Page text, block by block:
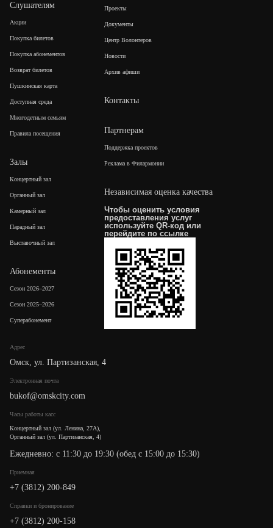
Адрес
Омск, ул. Партизанская, 4
Электронная почта
bukof@omskcity.com
Часы работы касс
Концертный зал (ул. Ленина, 27А),
Органный зал (ул. Партизанская, 4)
Ежедневно: с 11:30 до 19:30 (обед с 15:00 до 15:30)
Приемная
+7 (3812) 200-849
Cправки и бронирование
+7 (3812) 200-158
Слушателям
Акции
Покупка билетов
Покупка абонементов
Возврат билетов
Пушкинская карта
Доступная среда
Многодетным семьям
Правила посещения
Залы
Концертный зал
Органный зал
Камерный зал
Парадный зал
Выставочный зал
Абонементы
Сезон 2026–2027
Сезон 2025–2026
Суперабонемент
Проекты
Документы
Центр Волонтеров
Новости
Архив афиши
Контакты
Партнерам
Поддержка проектов
Реклама в Филармонии
Независимая оценка качества
Чтобы оценить условия
предоставления услуг
используйте QR-код или
перейдите по ссылке